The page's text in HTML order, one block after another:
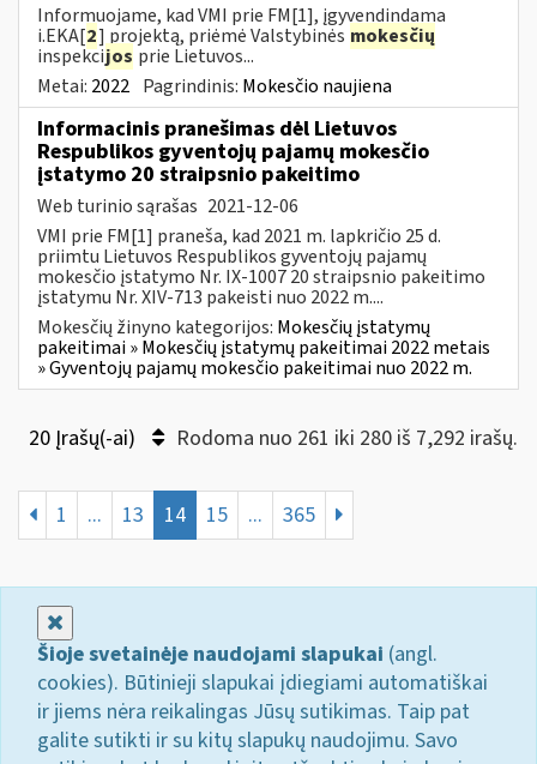
Informuojame, kad VMI prie FM[1], įgyvendindama
i.EKA[2] projektą, priėmė Valstybinės mokesčių
inspekcijos prie Lietuvos...
Metai: 2022 Pagrindinis: Mokesčio naujiena
Informacinis pranešimas dėl Lietuvos
Respublikos gyventojų pajamų mokesčio
įstatymo 20 straipsnio pakeitimo
Web turinio sąrašas 2021-12-06
VMI prie FM[1] praneša, kad 2021 m. lapkričio 25 d.
priimtu Lietuvos Respublikos gyventojų pajamų
mokesčio įstatymo Nr. IX-1007 20 straipsnio pakeitimo
įstatymu Nr. XIV-713 pakeisti nuo 2022 m....
Mokesčių žinyno kategorijos: Mokesčių įstatymų
pakeitimai » Mokesčių įstatymų pakeitimai 2022 metais
» Gyventojų pajamų mokesčio pakeitimai nuo 2022 m.
20 Įrašų(-ai) Rodoma nuo 261 iki 280 iš 7,292 irašų.
1 ... 13 14 15 ... 365
Šioje svetainėje naudojami slapukai (angl.
cookies). Būtinieji slapukai įdiegiami automatiškai
ir jiems nėra reikalingas Jūsų sutikimas. Taip pat
galite sutikti ir su kitų slapukų naudojimu. Savo